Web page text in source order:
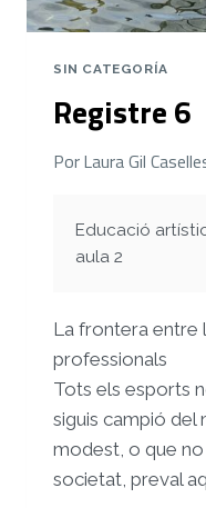
SIN CATEGORÍA
Registre 6
PorLaura Gil
Educació
aula 2
La frontera entre
professionals
Tots els esports
siguis campió del
modest, o que
societat, preval